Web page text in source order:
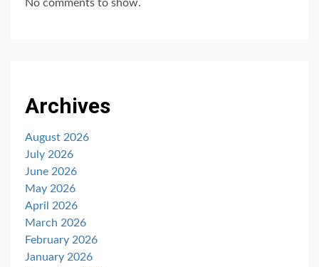
No comments to show.
Archives
August 2026
July 2026
June 2026
May 2026
April 2026
March 2026
February 2026
January 2026